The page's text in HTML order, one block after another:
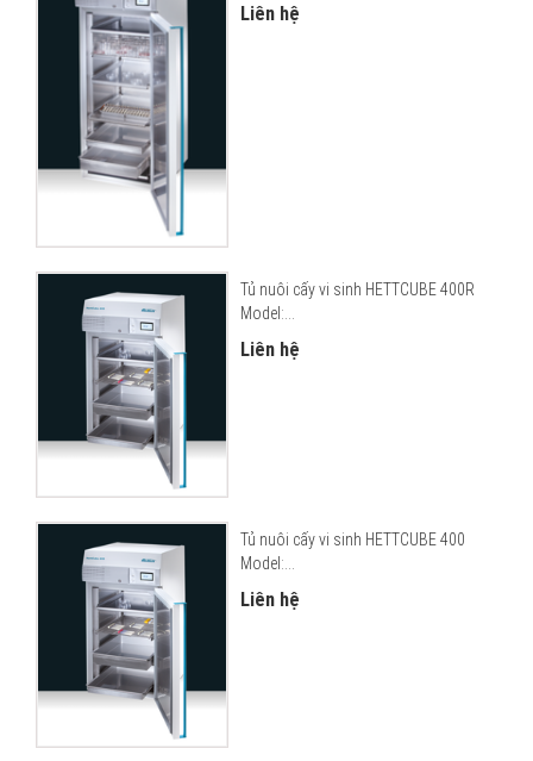
Liên hệ
Tủ nuôi cấy vi sinh HETTCUBE 400R
Model:...
Liên hệ
Tủ nuôi cấy vi sinh HETTCUBE 400
Model:...
Liên hệ